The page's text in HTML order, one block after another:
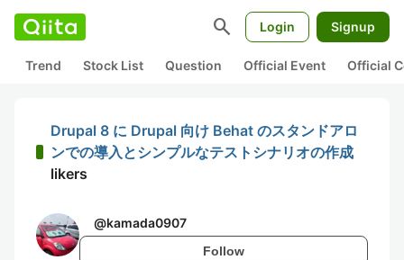
search Login Signup
Trend Stock List Question Official Event Official
Drupal 8 に Drupal 向け Behat のスタンドアロ
ンでの導入とシンプルなテストシナリオの作成
likers
@kamada0907
Follow